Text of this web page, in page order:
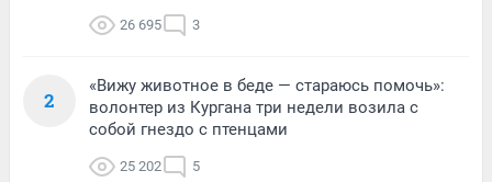
26 695 3
2
«Вижу животное в беде — стараюсь помочь»:
волонтер из Кургана три недели возила с
собой гнездо с птенцами
25 202 5